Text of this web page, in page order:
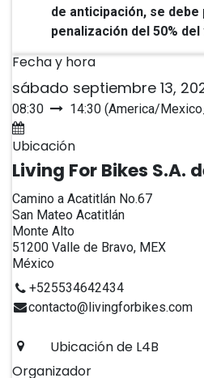
de anticipación, se debe
penalización del 50%
Fecha y hora
sábado septiembre 13,
08:30 14:30 (America/
Ubicación
Living For Bikes S.A.
Camino a Acatitlán No.67
San Mateo Acatitlán
Monte Alto
51200 Valle de Bravo, MEX
México
+525534642434
contacto@livingforbikes.com
Ubicación de L4B
Organizador